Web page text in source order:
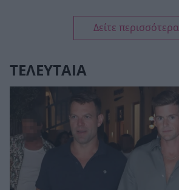
Δείτε περισσότερα
ΤΕΛΕΥΤΑΙΑ